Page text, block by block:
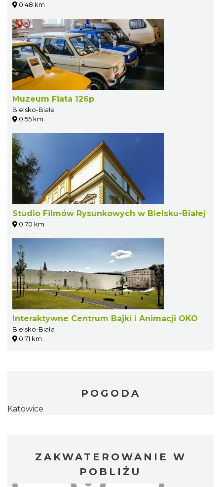
0.48 km
Muzeum Fiata 126p
Bielsko-Biała
0.55 km
Studio Filmów Rysunkowych w Bielsku-Białej
0.70 km
Interaktywne Centrum Bajki i Animacji OKO
Bielsko-Biała
0.71 km
POGODA
Katowice
ZAKWATEROWANIE W
POBLIŻU